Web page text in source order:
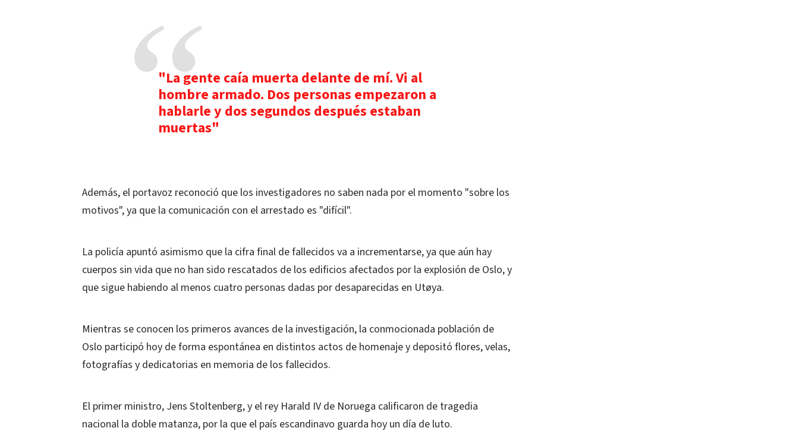
"La gente caía muerta delante de mí. Vi al
hombre armado. Dos personas empezaron a
hablarle y dos segundos después estaban
muertas"
Además, el portavoz reconoció que los investigadores no saben nada por el momento "sobre los
motivos", ya que la comunicación con el arrestado es "difícil".
La policía apuntó asimismo que la cifra final de fallecidos va a incrementarse, ya que aún hay
cuerpos sin vida que no han sido rescatados de los edificios afectados por la explosión de Oslo, y
que sigue habiendo al menos cuatro personas dadas por desaparecidas en Utøya.
Mientras se conocen los primeros avances de la investigación, la conmocionada población de
Oslo participó hoy de forma espontánea en distintos actos de homenaje y depositó flores, velas,
fotografías y dedicatorias en memoria de los fallecidos.
El primer ministro, Jens Stoltenberg, y el rey Harald IV de Noruega calificaron de tragedia
nacional la doble matanza, por la que el país escandinavo guarda hoy un día de luto.